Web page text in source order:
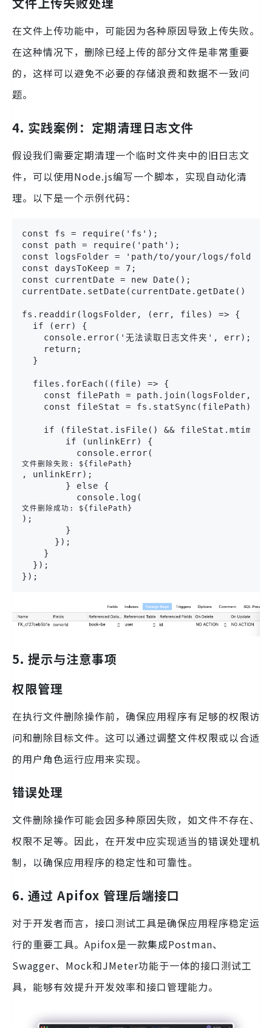
在文件上传功能中，可能因为各种原因导致上传失败。
在这种情况下，删除已经上传的部分文件是非常重要
的，这样可以避免不必要的存储浪费和数据不一致问
题。
4. 实践案例：定期清理日志文件
假设我们需要定期清理一个临时文件夹中的旧日志文
件，可以使用Node.js编写一个脚本，实现自动化清
理。以下是一个示例代码：
const fs = require('fs');
const path = require('path');
const logsFolder = 'path/to/your/logs/
const daysToKeep = 7;
const currentDate = new Date();
currentDate.setDate(currentDate.getDate() -
fs.readdir(logsFolder, (err, files) => {
  if (err) {
    console.error('无法读取日志文件夹', err);
    return;
  }
  files.forEach((file) => {
const filePath = path.join(logsFolder,
    const fileStat = fs.statSync(filePath);
if (fileStat.isFile() && fileStat.mtime
        if (unlinkErr) {
          console.error(
文件删除失败: ${filePath}
, unlinkErr);
        } else {
          console.log(
文件删除成功: ${filePath}
);
        }
      });
    }
  });
});
5. 提示与注意事项
权限管理
在执行文件删除操作前，确保应用程序有足够的权限访
问和删除目标文件。这可以通过调整文件权限或以合适
的用户角色运行应用来实现。
错误处理
文件删除操作可能会因多种原因失败，如文件不存在、
权限不足等。因此，在开发中应实现适当的错误处理机
制，以确保应用程序的稳定性和可靠性。
6. 通过 Apifox 管理后端接口
对于开发者而言，接口测试工具是确保应用程序稳定运
行的重要工具。Apifox是一款集成Postman、
Swagger、Mock和JMeter功能于一体的接口测试工
具，能够有效提升开发效率和接口管理能力。